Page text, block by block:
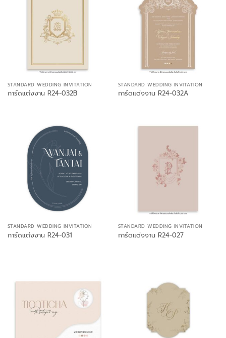
STANDARD WEDDING INVITATION
การ์ดแต่งงาน R24-032B
STANDARD WEDDING INVITATION
การ์ดแต่งงาน R24-032A
STANDARD WEDDING INVITATION
การ์ดแต่งงาน R24-031
STANDARD WEDDING INVITATION
การ์ดแต่งงาน R24-027